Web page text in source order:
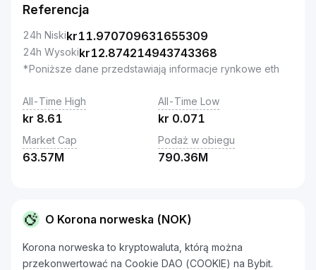
Referencja
24h Niskikr11.970709631655309
24h Wysokikr12.874214943743368
*Poniższe dane przedstawiają informacje rynkowe eth
All-Time High
kr 8.61
All-Time Low
kr 0.071
Market Cap
63.57M
Podaż w obiegu
790.36M
O Korona norweska (NOK)
Korona norweska to kryptowaluta, którą można
przekonwertować na Cookie DAO (COOKIE) na Bybit.